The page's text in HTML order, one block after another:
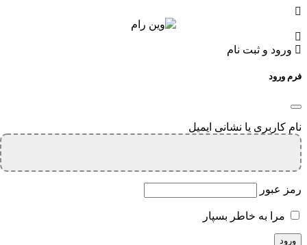
ورود و ثبت نام
فرم ورود
نام کاربری یا نشانی ایمیل
رمز عبور
مرا به خاطر بسپار